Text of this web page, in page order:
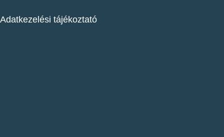
Adatkezelési tájékoztató